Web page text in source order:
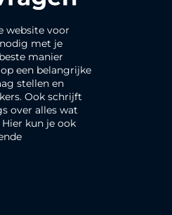
website voor
met je
manier
een belangrijke
stellen en
Ook schrijft
over alles wat
kun je ook